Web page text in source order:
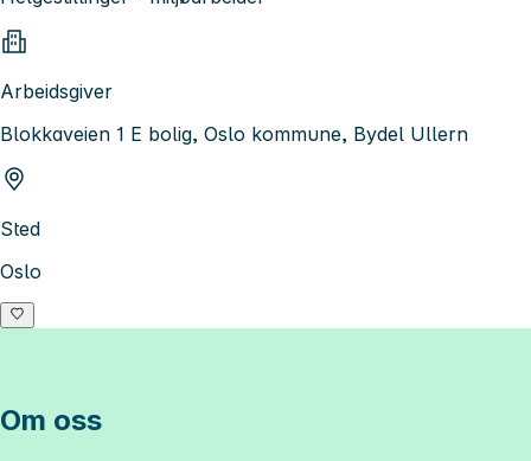
Arbeidsgiver
Blokkaveien 1 E bolig, Oslo kommune, Bydel Ullern
Sted
Oslo
Om oss